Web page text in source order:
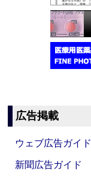
広告掲載
ウェブ広告ガイド
新聞広告ガイド